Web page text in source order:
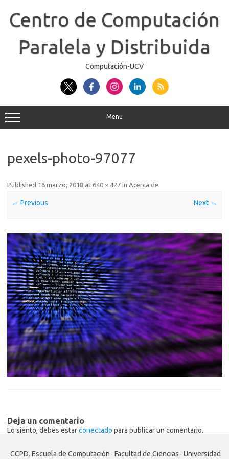
content
Centro de Computación
Paralela y Distribuida
Computación-UCV
Menu
pexels-photo-97077
Published 16 marzo, 2018 at 640 × 427 in Acerca de.
← Previous Next →
Deja un comentario
Lo siento, debes estarconectado para publicar un comentario.
CCPD. Escuela de Computación · Facultad de Ciencias · Universidad